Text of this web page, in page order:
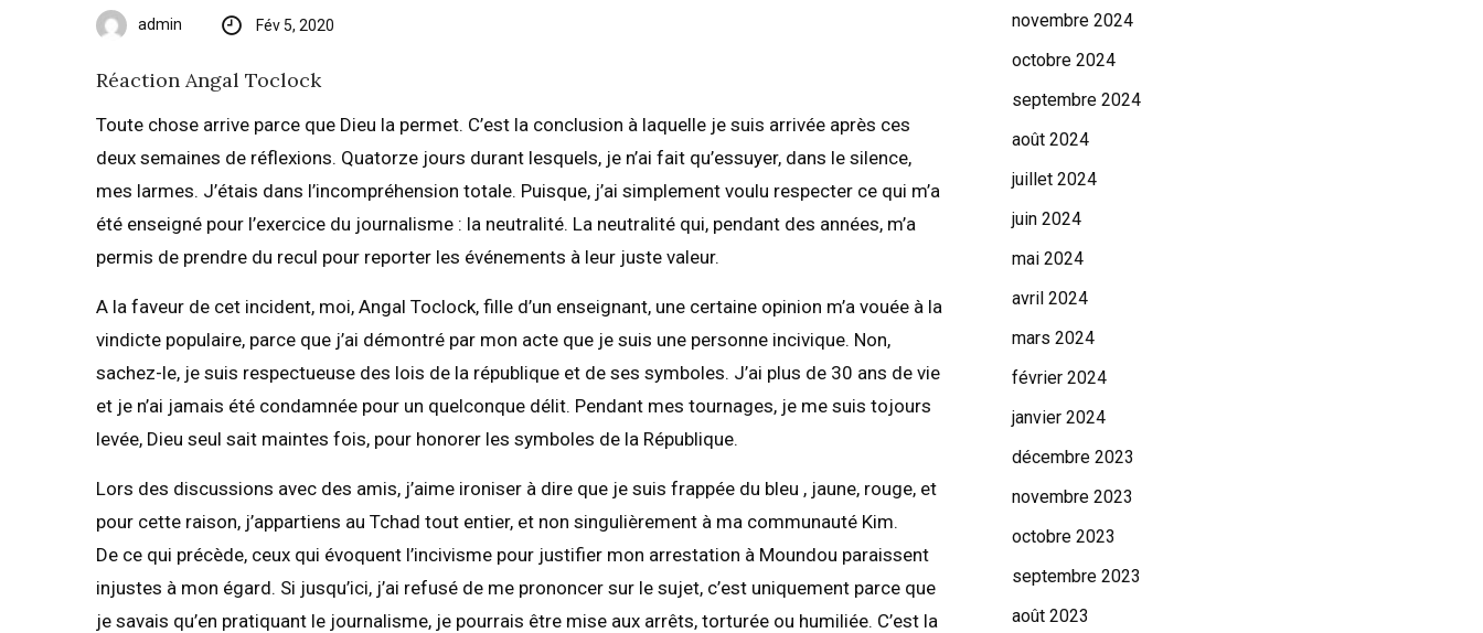
admin Fév 5, 2020
Réaction Angal Toclock
Toute chose arrive parce que Dieu la permet. C’est la conclusion à laquelle je suis arrivée après ces
deux semaines de réflexions. Quatorze jours durant lesquels, je n’ai fait qu’essuyer, dans le silence,
mes larmes. J’étais dans l’incompréhension totale. Puisque, j’ai simplement voulu respecter ce qui m’a
été enseigné pour l’exercice du journalisme : la neutralité. La neutralité qui, pendant des années, m’a
permis de prendre du recul pour reporter les événements à leur juste valeur.
A la faveur de cet incident, moi, Angal Toclock, fille d’un enseignant, une certaine opinion m’a vouée à la
vindicte populaire, parce que j’ai démontré par mon acte que je suis une personne incivique. Non,
sachez-le, je suis respectueuse des lois de la république et de ses symboles. J’ai plus de 30 ans de vie
et je n’ai jamais été condamnée pour un quelconque délit. Pendant mes tournages, je me suis tojours
levée, Dieu seul sait maintes fois, pour honorer les symboles de la République.
Lors des discussions avec des amis, j’aime ironiser à dire que je suis frappée du bleu , jaune, rouge, et
pour cette raison, j’appartiens au Tchad tout entier, et non singulièrement à ma communauté Kim.
De ce qui précède, ceux qui évoquent l’incivisme pour justifier mon arrestation à Moundou paraissent
injustes à mon égard. Si jusqu’ici, j’ai refusé de me prononcer sur le sujet, c’est uniquement parce que
je savais qu’en pratiquant le journalisme, je pourrais être mise aux arrêts, torturée ou humiliée. C’est la
novembre 2024
octobre 2024
septembre 2024
août 2024
juillet 2024
juin 2024
mai 2024
avril 2024
mars 2024
février 2024
janvier 2024
décembre 2023
novembre 2023
octobre 2023
septembre 2023
août 2023